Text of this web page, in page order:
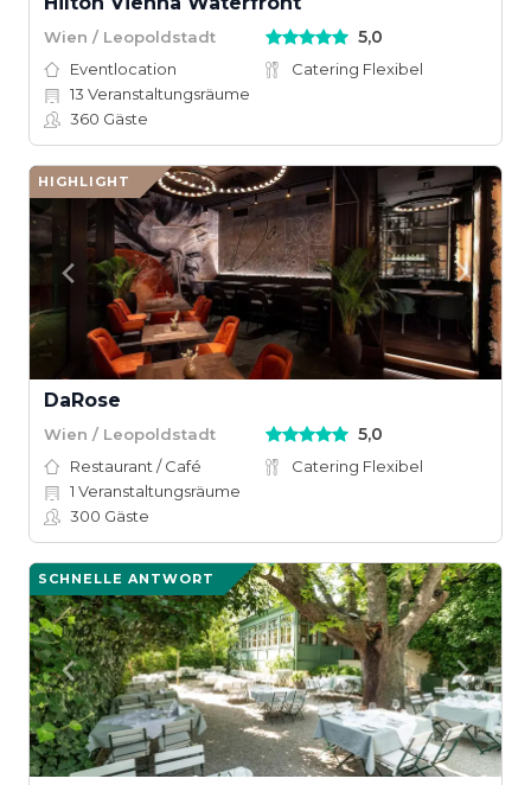
Wien / Leopoldstadt 5,0
Eventlocation
Catering Flexibel
13 Veranstaltungsräume
360 Gäste
HIGHLIGHT
DaRose
Wien / Leopoldstadt 5,0
Restaurant / Café
Catering Flexibel
1 Veranstaltungsräume
300 Gäste
SCHNELLE ANTWORT